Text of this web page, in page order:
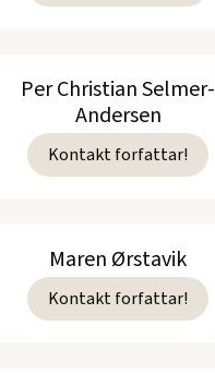
Per Christian Selmer-
Andersen
Kontakt forfattar!
Maren Ørstavik
Kontakt forfattar!